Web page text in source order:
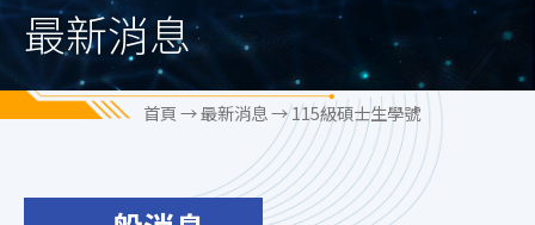
最新消息
首頁→最新消息→ 115級碩士生學號